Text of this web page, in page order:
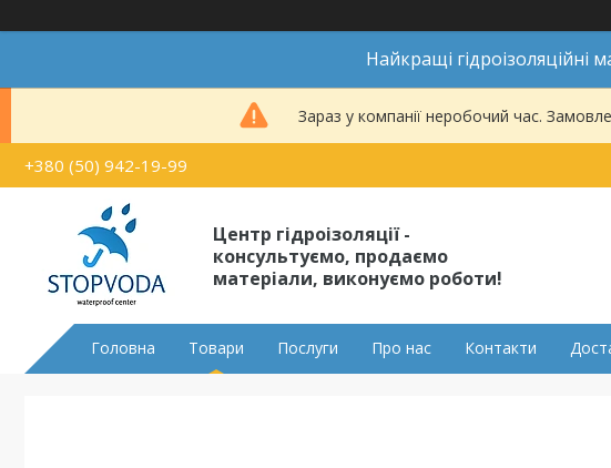
Найкращі гідроізоляційні
Зараз у компанії неробочий час.
+380 (50) 942-19-99
Центр гідроізоляції -
консультуємо, продаємо
матеріали, виконуємо роботи!
Головна Товари Послуги Про нас Контакти